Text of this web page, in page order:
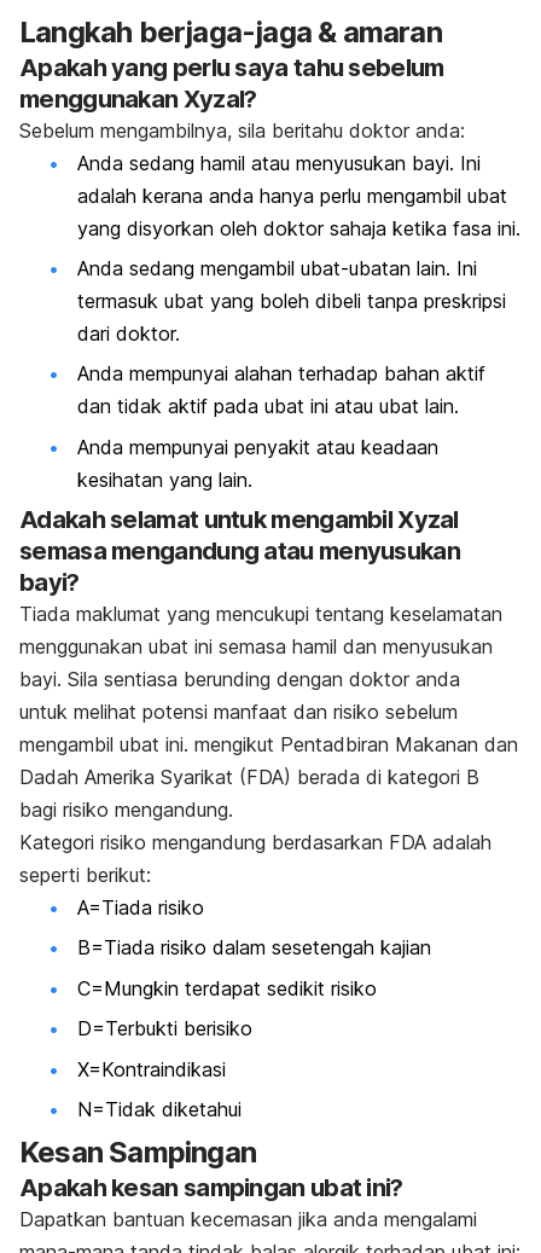
Langkah berjaga-jaga & amaran
Apakah yang perlu saya tahu sebelum
menggunakan Xyzal?
Sebelum mengambilnya, sila beritahu doktor anda:
Anda sedang hamil atau menyusukan bayi. Ini
adalah kerana anda hanya perlu mengambil ubat
yang disyorkan oleh doktor sahaja ketika fasa ini.
Anda sedang mengambil ubat-ubatan lain. Ini
termasuk ubat yang boleh dibeli tanpa preskripsi
dari doktor.
Anda mempunyai alahan terhadap bahan aktif
dan tidak aktif pada ubat ini atau ubat lain.
Anda mempunyai penyakit atau keadaan
kesihatan yang lain.
Adakah selamat untuk mengambil Xyzal
semasa mengandung atau menyusukan
bayi?
Tiada maklumat yang mencukupi tentang keselamatan
menggunakan ubat ini semasa hamil dan menyusukan
bayi. Sila sentiasa berunding dengan doktor anda
untuk melihat potensi manfaat dan risiko sebelum
mengambil ubat ini. mengikut Pentadbiran Makanan dan
Dadah Amerika Syarikat (FDA) berada di kategori B
bagi risiko mengandung.
Kategori risiko mengandung berdasarkan FDA adalah
seperti berikut:
A=Tiada risiko
B=Tiada risiko dalam sesetengah kajian
C=Mungkin terdapat sedikit risiko
D=Terbukti berisiko
X=Kontraindikasi
N=Tidak diketahui
Kesan Sampingan
Apakah kesan sampingan ubat ini?
Dapatkan bantuan kecemasan jika anda mengalami